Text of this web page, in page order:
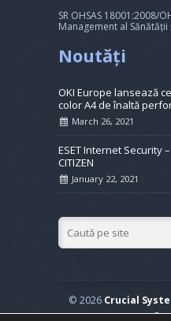
SR OHSAS 18001:2008/
Management al
Noutăți
OKI Europe lansează
color A4 de înaltă
March 26, 2021
ESET Internet Security
CITIZEN
January 22, 2021
© 2026 Crucial